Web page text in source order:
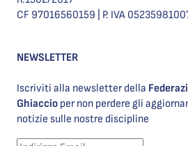
CF 97016560159 | P. IVA
NEWSLETTER
Iscriviti alla newsletter della
Ghiaccio per non perdere gli
notizie sulle nostre discipline